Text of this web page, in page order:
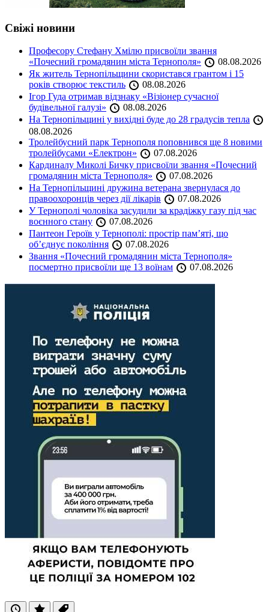
Свіжі новини
Професору Стефану Хмілю присвоїли звання
«Почесний громадянин міста Тернополя»
08.08.2026
Як житель Тернопільщини скористався грантом і 15
років створює текстиль
08.08.2026
Ігор Гуда отримав відзнаку «Візіонер сучасної
будівельної галузі»
08.08.2026
На Тернопільщині у вихідні буде до 28 градусів тепла
08.08.2026
Тролейбусний парк Тернополя поповнився ще 8 новими
тролейбусами «Електрон»
07.08.2026
Кардиналу Миколі Бичку присвоїли звання «Почесний
громадянин міста Тернополя»
07.08.2026
На Тернопільщині дружина ветерана звернулася до
правоохоронців через дії лікарів
07.08.2026
У Тернополі чоловіка засудили за крадіжку газу під час
воєнного стану
07.08.2026
Пантеон Героїв у Тернополі: простір пам’яті, що
об’єднує покоління
07.08.2026
Звання «Почесний громадянин міста Тернополя»
посмертно присвоїли ще 13 воїнам
07.08.2026